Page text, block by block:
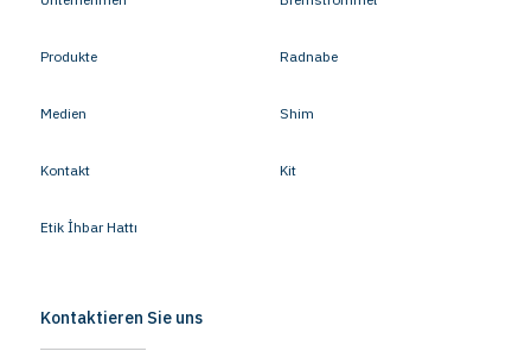
Produkte
Medien
Kontakt
Etik İhbar Hattı
Radnabe
Shim
Kit
Kontaktieren Sie uns